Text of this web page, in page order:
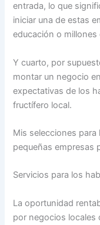
entrada, lo que
iniciar una de estas
educación o millones
Y cuarto, por
montar un negocio
expectativas de los
fructífero local.
Mis selecciones
pequeñas empresas
Servicios para los
La oportunidad
por negocios locales